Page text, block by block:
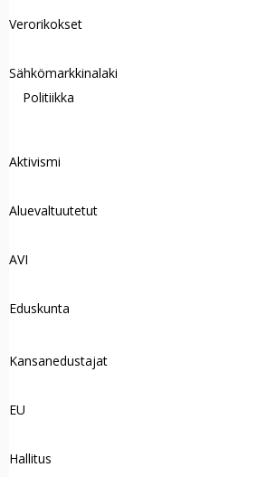
Verorikokset
Sähkömarkkinalaki
Politiikka
Aktivismi
Aluevaltuutetut
AVI
Eduskunta
Kansanedustajat
EU
Hallitus